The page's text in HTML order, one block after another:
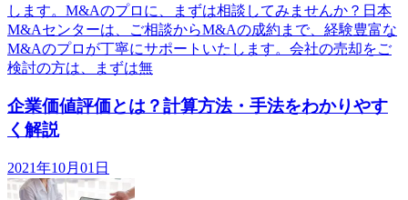
します。M&Aのプロに、まずは相談してみませんか？日本
M&Aセンターは、ご相談からM&Aの成約まで、経験豊富な
M&Aのプロが丁寧にサポートいたします。会社の売却をご
検討の方は、まずは無
企業価値評価とは？計算方法・手法をわかりやす
く解説
2021年10月01日